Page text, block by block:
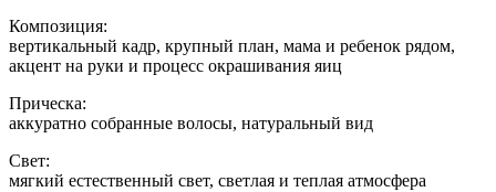
Композиция:
вертикальный кадр, крупный план, мама и ребенок рядом,
акцент на руки и процесс окрашивания яиц
Прическа:
аккуратно собранные волосы, натуральный вид
Свет:
мягкий естественный свет, светлая и теплая атмосфера